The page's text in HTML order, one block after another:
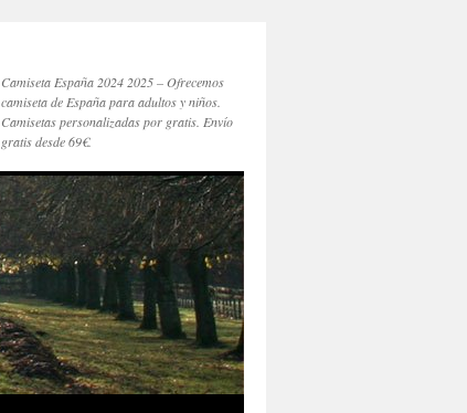
Camiseta España 2024 2025 – Ofrecemos
camiseta de España para adultos y niños.
Camisetas personalizadas por gratis. Envío
gratis desde 69€.